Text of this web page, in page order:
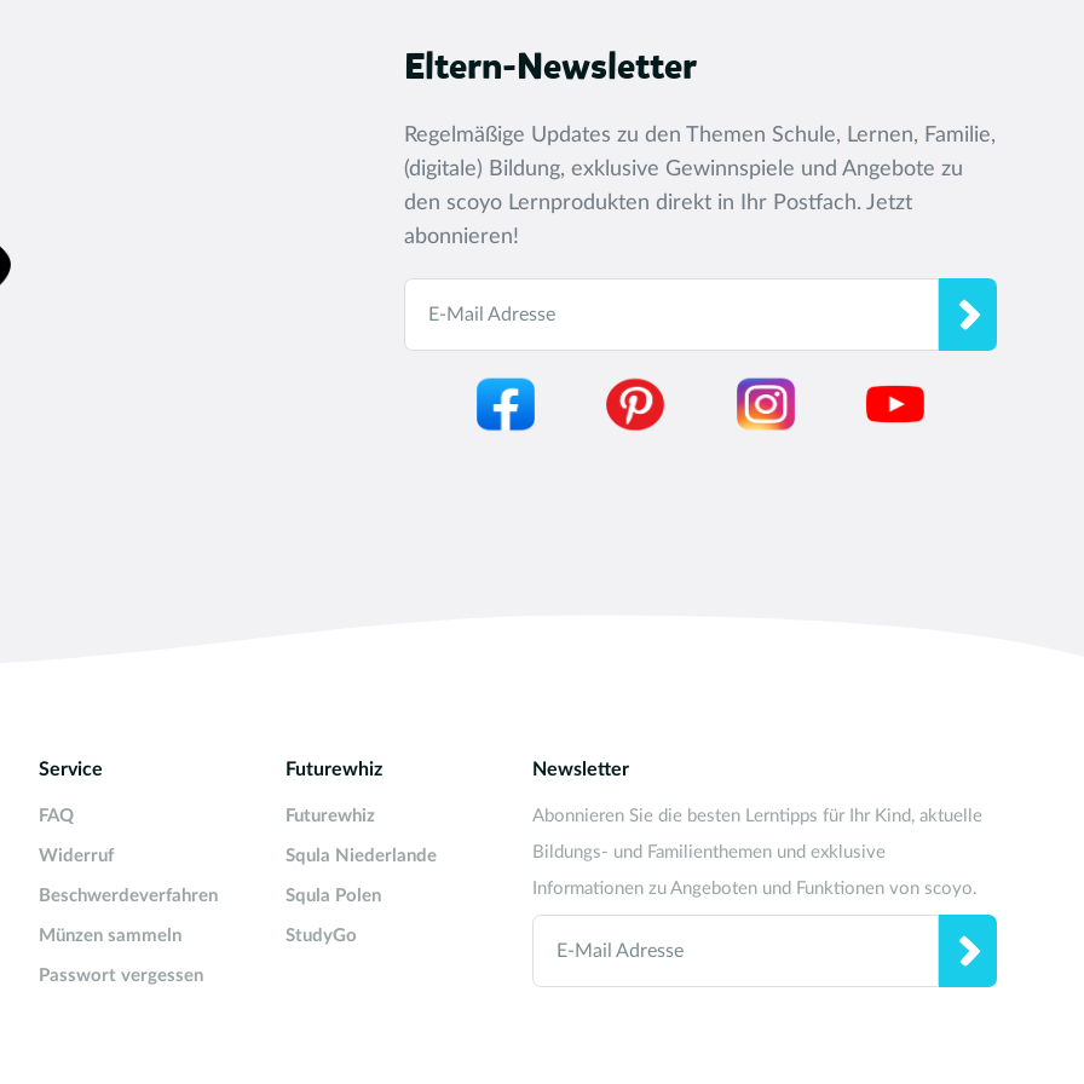
Eltern-Newsletter
Regelmäßige Updates zu den Themen Schule, Lernen, Familie,
(digitale) Bildung, exklusive Gewinnspiele und Angebote zu
den scoyo Lernprodukten direkt in Ihr Postfach. Jetzt
abonnieren!
E-Mail Adresse
Service
FAQ
Widerruf
Beschwerdeverfahren
Münzen sammeln
Passwort vergessen
Futurewhiz
Futurewhiz
Squla Niederlande
Squla Polen
StudyGo
Newsletter
Abonnieren Sie die besten Lerntipps für Ihr Kind, aktuelle
Bildungs- und Familienthemen und exklusive
Informationen zu Angeboten und Funktionen von scoyo.
E-Mail Adresse